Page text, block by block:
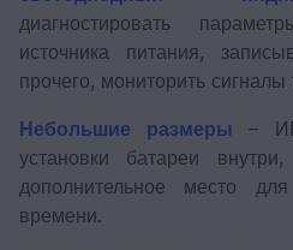
диагностировать
источника питания,
прочего, мониторить
Небольшие размеры –
установки батареи
дополнительное место
времени.